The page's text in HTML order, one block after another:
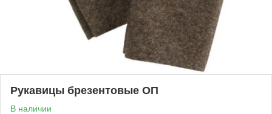
Рукавицы брезентовые ОП
В наличии